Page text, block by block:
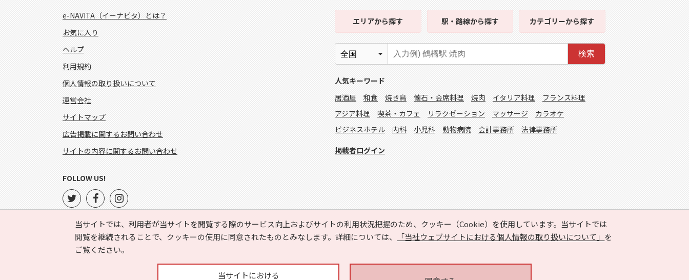
当サイトでは、利用者が当サイトを閲覧する際のサービス向上およびサイトの利用状況把握のため、クッキー（Cookie）を使用しています。当サイトでは
閲覧を継続されることで、クッキーの使用に同意されたものとみなします。詳細については、
「当社ウェブサイトにおける個人情報の取り扱いについて」 を
ご覧ください。
当サイトにおける
e-NAVITA（イーナビタ）とは？
お気に入り
ヘルプ
利用規約
個人情報の取り扱いについて
運営会社
サイトマップ
広告掲載に関するお問い合わせ
サイトの内容に関するお問い合わせ
エリアから探す 駅・路線から探す カテゴリーから探す
検索
人気キーワード
居酒屋
和食 焼き鳥 懐石・会席料理 焼肉 イタリア料理
フランス料理
アジア料理
喫茶・カフェ リラクゼーション マッサージ
カラオケ
ビジネスホテル
内科 小児科 動物病院 会計事務所 法律事務所
掲載者ログイン
FOLLOW US!
Copyright © HYOJITO.Co.,Ltd. All Rights Reserved.